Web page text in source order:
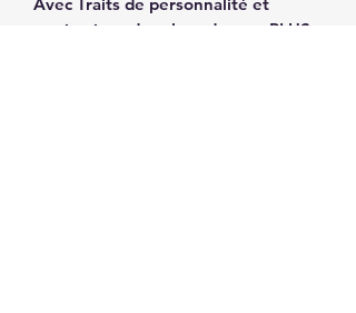
motivations dans le cadre pro PLUS,